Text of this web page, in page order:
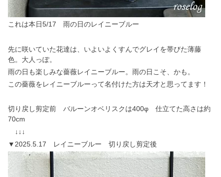
これは本日5/17 雨の日のレイニーブルー
先に咲いていた花達は、いよいよくすんでグレイを帯びた薄藤
色。大人っぽ。
雨の日も楽しみな薔薇レイニーブルー。雨の日こそ、かも。
この薔薇をレイニーブルーって名付けた方は天才と思ってます！
切り戻し剪定前 バルーンオベリスクは400φ 仕立てた高さは約
70cm
↓↓↓
▼2025.5.17 レイニーブルー 切り戻し剪定後